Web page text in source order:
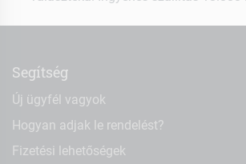
Segítség
Új ügyfél vagyok
Hogyan adjak le rendelést?
Fizetési lehetőségek